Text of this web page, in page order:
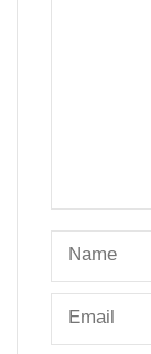
Name
Email